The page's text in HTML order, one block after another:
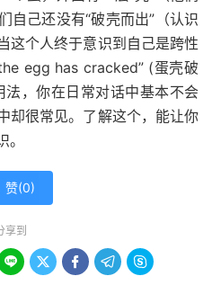
自己还没有“破壳而出”（认识
这个人终于意识到自己是跨性
egg has cracked” (蛋壳破
，你在日常对话中基本不会
却很常见。了解这个，能让你
赞(0)
享到
    